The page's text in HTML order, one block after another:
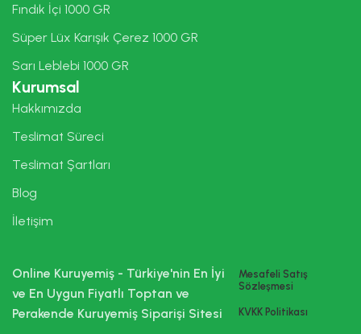
Fındık İçi 1000 GR
Süper Lüx Karışık Çerez 1000 GR
Sarı Leblebi 1000 GR
Kurumsal
Hakkımızda
Teslimat Süreci
Teslimat Şartları
Blog
İletişim
Online Kuruyemiş - Türkiye'nin En İyi
ve En Uygun Fiyatlı Toptan ve
Perakende Kuruyemiş Siparişi Sitesi
Mesafeli Satış
Sözleşmesi
KVKK Politikası